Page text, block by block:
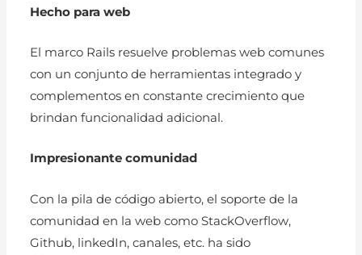
Hecho para web
El marco Rails resuelve problemas web comunes
con un conjunto de herramientas integrado y
complementos en constante crecimiento que
brindan funcionalidad adicional.
Impresionante comunidad
Con la pila de código abierto, el soporte de la
comunidad en la web como StackOverflow,
Github, linkedIn, canales, etc. ha sido